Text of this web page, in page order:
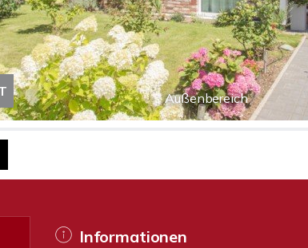
Außenbereich
Informationen